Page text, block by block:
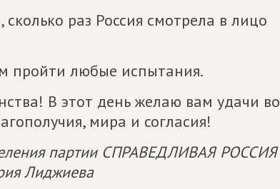
раз Россия смотрела в лицо
пройти любые испытания.
В этот день желаю вам удачи во
мира и согласия!
партии СПРАВЕДЛИВАЯ РОССИЯ
Лиджиева